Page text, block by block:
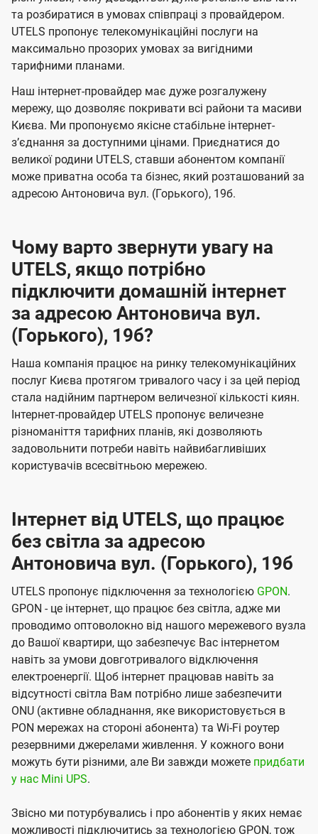
і
ї
U
t
e
l
s
б
а
ч
е
н
н
я
м
б
а
ч
н
н
я
м
та розбиратися в умовах співпраці з провайдером.
UTELS пропонує телекомунікаційні послуги на
максимально прозорих умовах за вигідними
тарифними планами.
Наш інтернет-провайдер має дуже розгалужену
мережу, що дозволяє покривати всі райони та масиви
Києва. Ми пропонуємо якісне стабільне інтернет-
зʼєднання за доступними цінами. Приєднатися до
великої родини UTELS, ставши абонентом компанії
може приватна особа та бізнес, який розташований за
адресою Антоновича вул. (Горького), 19б.
Чому варто звернути увагу на
UTELS, якщо потрібно
підключити домашній інтернет
за адресою Антоновича вул.
(Горького), 19б?
Наша компанія працює на ринку телекомунікаційних
послуг Києва протягом тривалого часу і за цей період
стала надійним партнером величезної кількості киян.
Інтернет-провайдер UTELS пропонує величезне
різноманіття тарифних планів, які дозволяють
задовольнити потреби навіть найвибагливіших
користувачів всесвітньою мережею.
Інтернет від UTELS, що працює
без світла за адресою
Антоновича вул. (Горького), 19б
UTELS пропонує підключення за технологією GPON.
GPON - це інтернет, що працює без світла, адже ми
проводимо оптоволокно від нашого мережевого вузла
до Вашої квартири, що забезпечує Вас інтернетом
навіть за умови довготривалого відключення
електроенергії. Щоб інтернет працював навіть за
відсутності світла Вам потрібно лише забезпечити
ONU (активне обладнання, яке використовується в
PON мережах на стороні абонента) та Wi-Fi роутер
резервними джерелами живлення. У кожного вони
можуть бути різними, але Ви завжди можете придбати
у нас Mini UPS.
Звісно ми потурбувались і про абонентів у яких немає
можливості підключитись за технологією GPON, тож